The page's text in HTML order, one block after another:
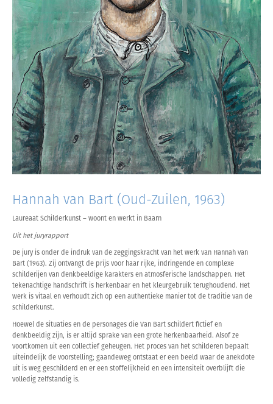
Hannah van Bart (Oud-Zuilen, 1963)
Laureaat Schilderkunst – woont en werkt in Baarn
Uit het juryrapport
De jury is onder de indruk van de zeggingskracht van het werk van Hannah van
Bart (1963). Zij ontvangt de prijs voor haar rijke, indringende en complexe
schilderijen van denkbeeldige karakters en atmosferische landschappen. Het
tekenachtige handschrift is herkenbaar en het kleurgebruik terughoudend. Het
werk is vitaal en verhoudt zich op een authentieke manier tot de traditie van de
schilderkunst.
Hoewel de situaties en de personages die Van Bart schildert fictief en
denkbeeldig zijn, is er altijd sprake van een grote herkenbaarheid. Alsof ze
voortkomen uit een collectief geheugen. Het proces van het schilderen bepaalt
uiteindelijk de voorstelling; gaandeweg ontstaat er een beeld waar de anekdote
uit is weg geschilderd en er een stoffelijkheid en een intensiteit overblijft die
volledig zelfstandig is.